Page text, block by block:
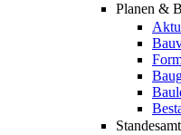
Planen &
Standesamt